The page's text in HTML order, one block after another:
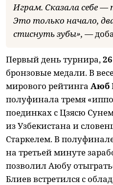
Играм. Сказала себе
Это только начало,
стиснуть зубы», —
Первый день турнира,
бронзовые медали. В
мирового рейтинга Аюб
полуфинала тремя
поединках с Цзясю
из Узбекистана и
Старкелем. В
на третьей минуте
позволил Аюбу
Блиев встретился с